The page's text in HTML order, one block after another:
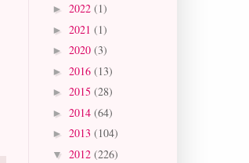
► 2022 (1)
► 2021 (1)
► 2020 (3)
► 2016 (13)
► 2015 (28)
► 2014 (64)
► 2013 (104)
▼ 2012 (226)